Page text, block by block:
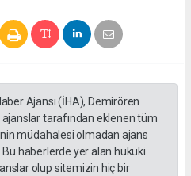
Ajansı (İHA), Demirören
ajanslar tarafından eklenen tüm
müdahalesi olmadan ajans
haberlerde yer alan hukuki
olup sitemizin hiç bir